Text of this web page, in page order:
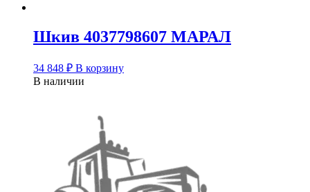
Шкив 4037798607 МАРАЛ
34 848 ₽ В корзину
В наличии